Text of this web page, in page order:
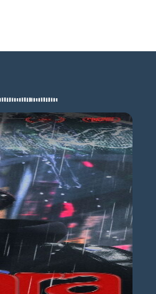
mer 05/08
21h00